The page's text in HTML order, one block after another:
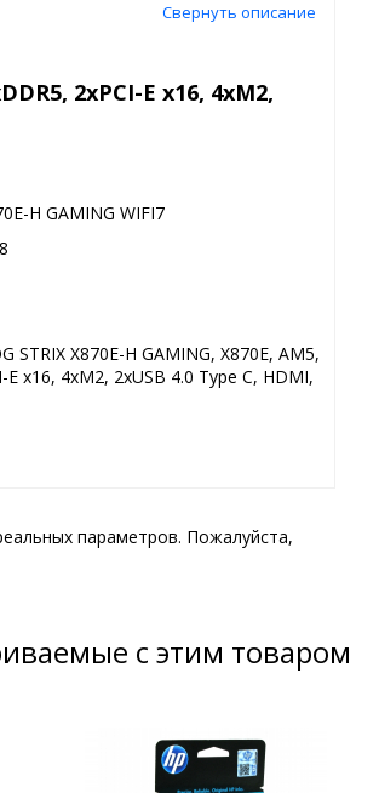
Свернуть описание
2xPCI-E x16, 4xM2,
H GAMING WIFI7
STRIX X870E-H GAMING, X870E, AM5,
E x16, 4xM2, 2xUSB 4.0 Type C, HDMI,
параметров. Пожалуйста,
с этим товаром